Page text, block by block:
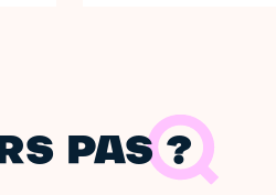
PAS ?